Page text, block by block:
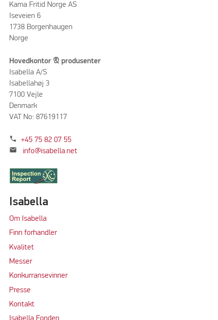
Kama Fritid Norge AS
Iseveien 6
1738 Borgenhaugen
Norge
Hovedkontor & produsenter
Isabella A/S
Isabellahøj 3
7100 Vejle
Denmark
VAT No: 87619117
phone +45 75 82 07 55
mail info@isabella.net
Isabella
Om Isabella
Finn forhandler
Kvalitet
Messer
Konkurransevinner
Presse
Kontakt